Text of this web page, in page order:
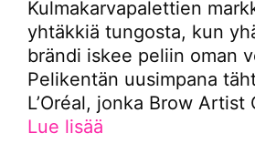
Kulmakarvapalettien
yhtäkkiä tungosta, kun
brändi iskee peliin oman
Pelikentän uusimpana
L’Oréal, jonka Brow
Lue lisää